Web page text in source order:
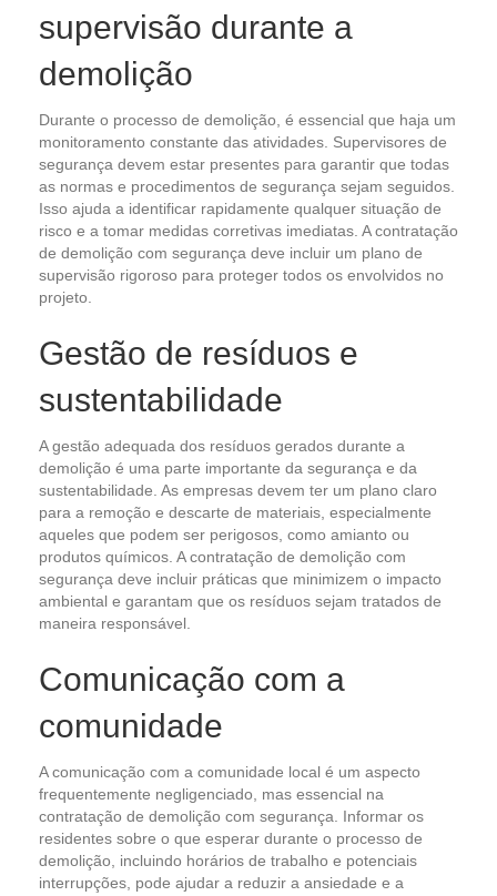
supervisão durante a
demolição
Durante o processo de demolição, é essencial que haja um
monitoramento constante das atividades. Supervisores de
segurança devem estar presentes para garantir que todas
as normas e procedimentos de segurança sejam seguidos.
Isso ajuda a identificar rapidamente qualquer situação de
risco e a tomar medidas corretivas imediatas. A contratação
de demolição com segurança deve incluir um plano de
supervisão rigoroso para proteger todos os envolvidos no
projeto.
Gestão de resíduos e
sustentabilidade
A gestão adequada dos resíduos gerados durante a
demolição é uma parte importante da segurança e da
sustentabilidade. As empresas devem ter um plano claro
para a remoção e descarte de materiais, especialmente
aqueles que podem ser perigosos, como amianto ou
produtos químicos. A contratação de demolição com
segurança deve incluir práticas que minimizem o impacto
ambiental e garantam que os resíduos sejam tratados de
maneira responsável.
Comunicação com a
comunidade
A comunicação com a comunidade local é um aspecto
frequentemente negligenciado, mas essencial na
contratação de demolição com segurança. Informar os
residentes sobre o que esperar durante o processo de
demolição, incluindo horários de trabalho e potenciais
interrupções, pode ajudar a reduzir a ansiedade e a